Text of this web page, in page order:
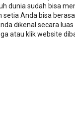
dunia sudah bisa
Anda bisa
dikenal secara
atau klik website